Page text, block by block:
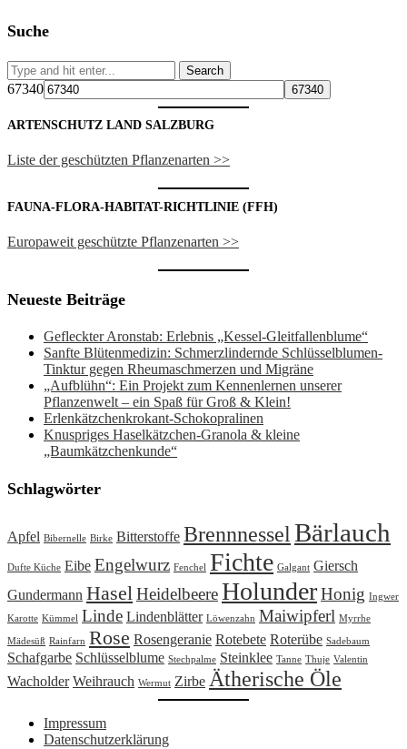
Suche
67340
ARTENSCHUTZ LAND SALZBURG
Liste der geschützten Pflanzenarten >>
FAUNA-FLORA-HABITAT-RICHTLINIE (FFH)
Europaweit geschützte Pflanzenarten >>
Neueste Beiträge
Gefleckter Aronstab: Erlebnis „Kessel-Gleitfallenblume“
Sanfte Blütenmedizin: Schmerzlindernde Schlüsselblumen-
Tinktur gegen Rheumaschmerzen und Migräne
„Aufblühn“: Ein Projekt zum Kennenlernen unserer
Pflanzenwelt – ein Spaß für Groß & Klein!
Erlenkätzchenkrokant-Schokopralinen
Knuspriges Haselkätzchen-Granola & kleine
„Baumkätzchenkunde“
Schlagwörter
Apfel Bibernelle Birke Bitterstoffe Brennnessel Bärlauch
Dufte Küche Eibe Engelwurz Fenchel Fichte Galgant Giersch
Gundermann Hasel HeidelbeereHolunderHonig Ingwer
Karotte Kümmel Linde Lindenblätter Löwenzahn Maiwipferl Myrrhe
Mädesüß Rainfarn Rose Rosengeranie Rotebete Roterübe Sadebaum
Schafgarbe Schlüsselblume Stechpalme Steinklee Tanne Thuje Valentin
Wacholder Weihrauch Wermut Zirbe Ätherische Öle
Impressum
Datenschutzerklärung